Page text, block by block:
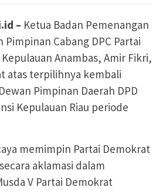
– Ketua Badan Pemenangan
Cabang DPC Partai
Anambas, Amir Fikri,
atas terpilihnya kembali
Pimpinan Daerah DPD
Kepulauan Riau periode
memimpin Partai Demokrat
aklamasi dalam
V Partai Demokrat